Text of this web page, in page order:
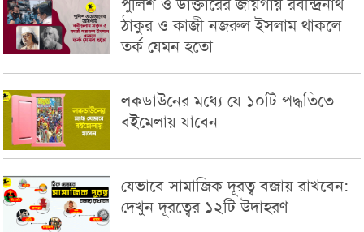
ঠাকুর ও কাজী নজরুল ইসলাম থাকলে
তর্ক যেমন হতো
লকডাউনের মধ্যে যে ১০টি পদ্ধতিতে
বইমেলায় যাবেন
যেভাবে সামাজিক দূরত্ব বজায় রাখবেন:
দেখুন দূরত্বের ১২টি উদাহরণ